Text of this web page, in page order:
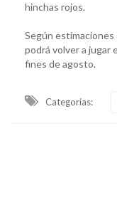
hinchas rojos.
Según estimaciones
podrá volver a jugar
fines de agosto.
Categorias: